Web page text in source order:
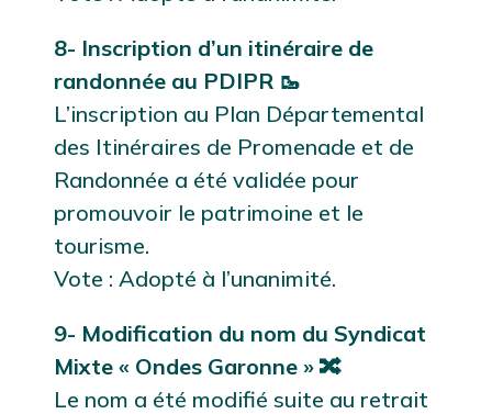
8- Inscription d’un itinéraire de
randonnée au PDIPR 🥾
L’inscription au Plan Départemental
des Itinéraires de Promenade et de
Randonnée a été validée pour
promouvoir le patrimoine et le
tourisme.
Vote : Adopté à l’unanimité.
9- Modification du nom du Syndicat
Mixte « Ondes Garonne » 🔀
Le nom a été modifié suite au retrait